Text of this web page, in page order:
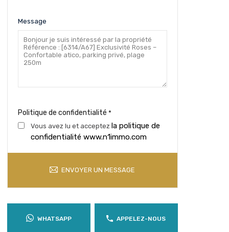
Message
Politique de confidentialité *
Vous avez lu et acceptez la politique de
confidentialité www.n1immo.com
ENVOYER UN MESSAGE
WHATSAPP APPELEZ-NOUS